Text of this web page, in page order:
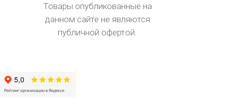
Товары опубликованные на
данном сайте не являются
публичной офертой.